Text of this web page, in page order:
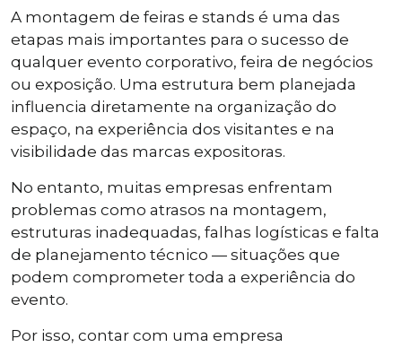
A montagem de feiras e stands é uma das
etapas mais importantes para o sucesso de
qualquer evento corporativo, feira de negócios
ou exposição. Uma estrutura bem planejada
influencia diretamente na organização do
espaço, na experiência dos visitantes e na
visibilidade das marcas expositoras.
No entanto, muitas empresas enfrentam
problemas como atrasos na montagem,
estruturas inadequadas, falhas logísticas e falta
de planejamento técnico — situações que
podem comprometer toda a experiência do
evento.
Por isso, contar com uma empresa